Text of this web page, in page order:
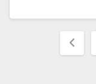
投